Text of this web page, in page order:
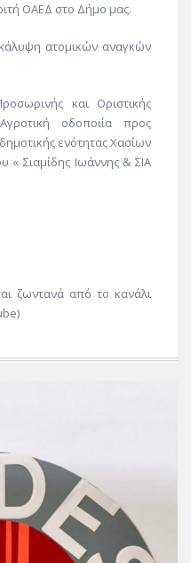
ΟΑΕΔ στο Δήμο μας.
ατομικών αναγκών
και Οριστικής
οδοποιία προς
ενότητας Χασίων
« Σιαμίδης Ιωάννης & ΣΙΑ
ζωντανά από το κανάλι